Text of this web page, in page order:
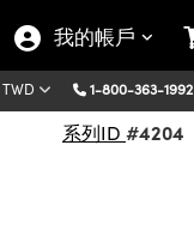
我的帳戶
TWD 1-800-363-1992
系列ID #4204